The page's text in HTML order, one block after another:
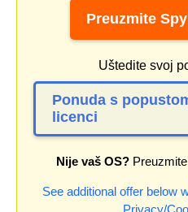
Preuzmite
Uštedite svoj
Ponuda s
licenci
Nije vaš OS?
See additional offer below
Privacy/